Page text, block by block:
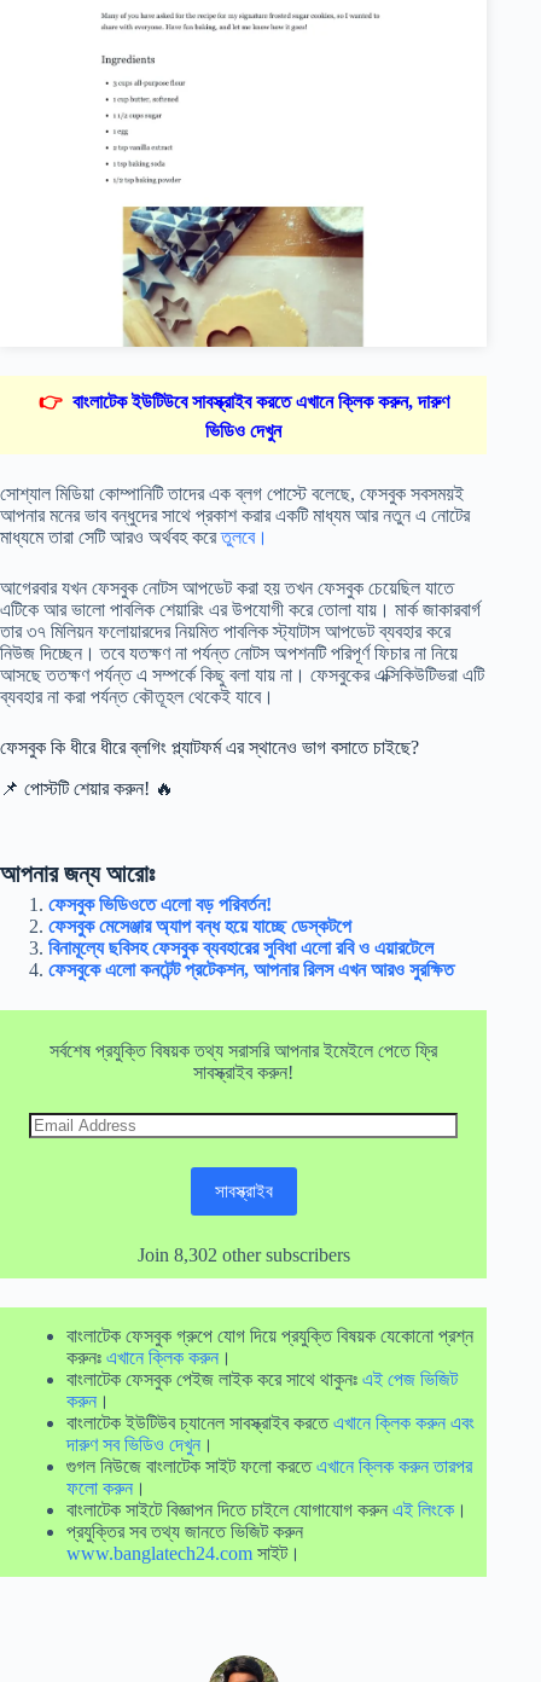
👉 বাংলাটেক ইউটিউবে সাবস্ক্রাইব করতে এখানে ক্লিক করুন, দারুণ
ভিডিও দেখুন
সোশ্যাল মিডিয়া কোম্পানিটি তাদের এক ব্লগ পোস্টে বলেছে, ফেসবুক সবসময়ই
আপনার মনের ভাব বন্ধুদের সাথে প্রকাশ করার একটি মাধ্যম আর নতুন এ নোটের
মাধ্যমে তারা সেটি আরও অর্থবহ করেতুলবে।
আগেরবার যখন ফেসবুক নোটস আপডেট করা হয় তখন ফেসবুক চেয়েছিল যাতে
এটিকে আর ভালো পাবলিক শেয়ারিং এর উপযোগী করে তোলা যায়। মার্ক জাকারবার্গ
তার ৩৭ মিলিয়ন ফলোয়ারদের নিয়মিত পাবলিক স্ট্যাটাস আপডেট ব্যবহার করে
নিউজ দিচ্ছেন। তবে যতক্ষণ না পর্যন্ত নোটস অপশনটি পরিপূর্ণ ফিচার না নিয়ে
আসছে ততক্ষণ পর্যন্ত এ সম্পর্কে কিছু বলা যায় না। ফেসবুকের এক্সিকিউটিভরা এটি
ব্যবহার না করা পর্যন্ত কৌতূহল থেকেই যাবে।
ফেসবুক কি ধীরে ধীরে ব্লগিং প্ল্যাটফর্ম এর স্থানেও ভাগ বসাতে চাইছে?
📌 পোস্টটি শেয়ার করুন! 🔥
আপনার জন্য আরোঃ
ফেসবুক ভিডিওতে এলো বড় পরিবর্তন!
ফেসবুক মেসেঞ্জার অ্যাপ বন্ধ হয়ে যাচ্ছে ডেস্কটপে
বিনামূল্যে ছবিসহ ফেসবুক ব্যবহারের সুবিধা এলো রবি ও এয়ারটেলে
ফেসবুকে এলো কনটেন্ট প্রটেকশন, আপনার রিলস এখন আরও সুরক্ষিত
সর্বশেষ প্রযুক্তি বিষয়ক তথ্য সরাসরি আপনার ইমেইলে পেতে ফ্রি
সাবস্ক্রাইব করুন!
Email
Address
সাবস্ক্রাইব
Join 8,302 other subscribers
বাংলাটেক ফেসবুক গ্রুপে যোগ দিয়ে প্রযুক্তি বিষয়ক যেকোনো প্রশ্ন
করুনঃ এখানে ক্লিক করুন ।
বাংলাটেক ফেসবুক পেইজ লাইক করে সাথে থাকুনঃ এই পেজ ভিজিট
করুন ।
বাংলাটেক ইউটিউব চ্যানেল সাবস্ক্রাইব করতেএখানে ক্লিক করুন এবং
দারুণ সব ভিডিও দেখুন ।
গুগল নিউজে বাংলাটেক সাইট ফলো করতেএখানে ক্লিক করুন তারপর
ফলো করুন ।
বাংলাটেক সাইটে বিজ্ঞাপন দিতে চাইলে যোগাযোগ করুন এই লিংকে ।
প্রযুক্তির সব তথ্য জানতে ভিজিট করুন
www.banglatech24.com সাইট।